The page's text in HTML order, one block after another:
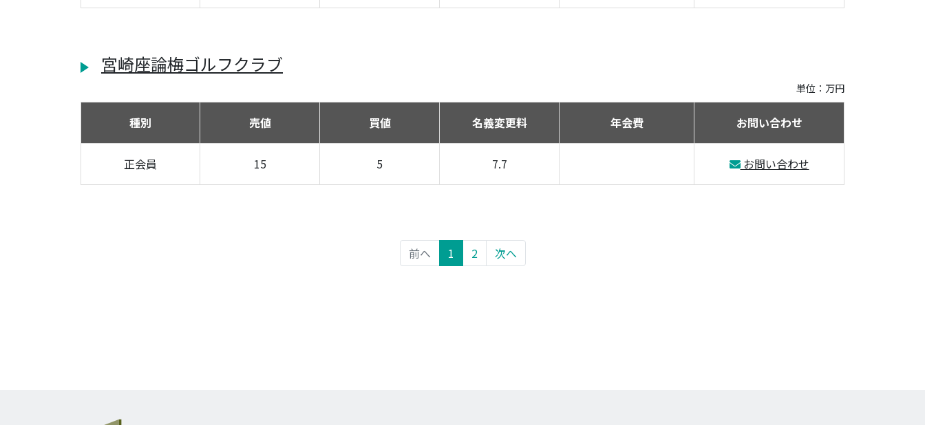
宮崎座論梅ゴルフクラブ
単位：万円
種別 売値 買値 名義変更料 年会費 お問い合わせ
正会員 15 5 7.7 お問い合わせ
前へ 1 2 次へ